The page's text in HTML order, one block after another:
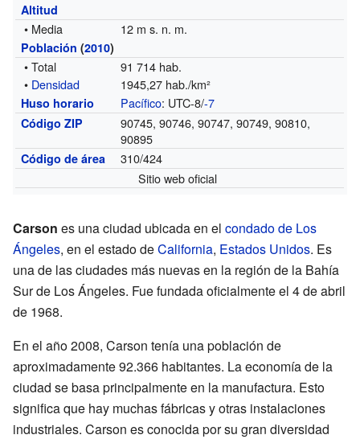
Altitud
• Media 12 m s. n. m.
Población (2010)
• Total
91 714 hab.
• Densidad 1945,27 hab./km²
Huso horario Pacífico: UTC-8/-7
Código ZIP
90745, 90746, 90747, 90749, 90810,
90895
Código de área
310/424
Sitio web oficial
Carson es una ciudad ubicada en el condado de Los
Ángeles, en el estado deCalifornia, Estados Unidos. Es
una de las ciudades más nuevas en la región de la Bahía
Sur de Los Ángeles. Fue fundada oficialmente el 4 de abril
de 1968.
En el año 2008, Carson tenía una población de
aproximadamente 92.366 habitantes. La economía de la
ciudad se basa principalmente en la manufactura. Esto
significa que hay muchas fábricas y otras instalaciones
industriales. Carson es conocida por su gran diversidad